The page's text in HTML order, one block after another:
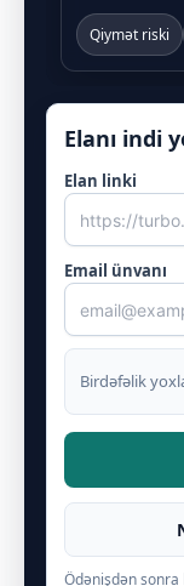
Qiymət riski
Elanı indi
Elan linki
Email ünvanı
Birdəfəlik
Ödənişdən sonra